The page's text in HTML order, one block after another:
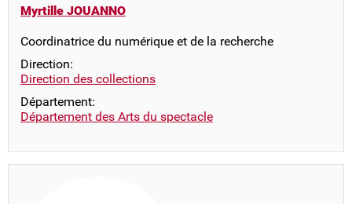
Myrtille JOUANNO
Coordinatrice du numérique et de la recherche
Direction:
Direction des collections
Département:
Département des Arts du spectacle